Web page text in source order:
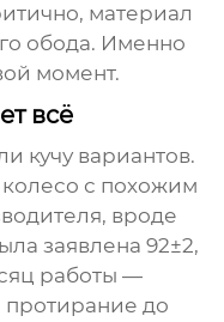
материал
обода. Именно
момент.
всё
кучу вариантов.
колесо с похожим
вроде
заявлена 92±2,
работы —
до